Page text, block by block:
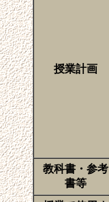
授業計画
教科書・参考
書等